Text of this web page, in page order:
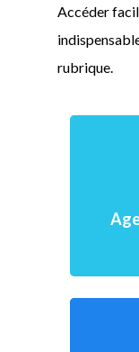
Accéder
rubrique.